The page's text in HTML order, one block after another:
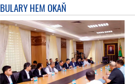
BULARY HEM OKAŇ